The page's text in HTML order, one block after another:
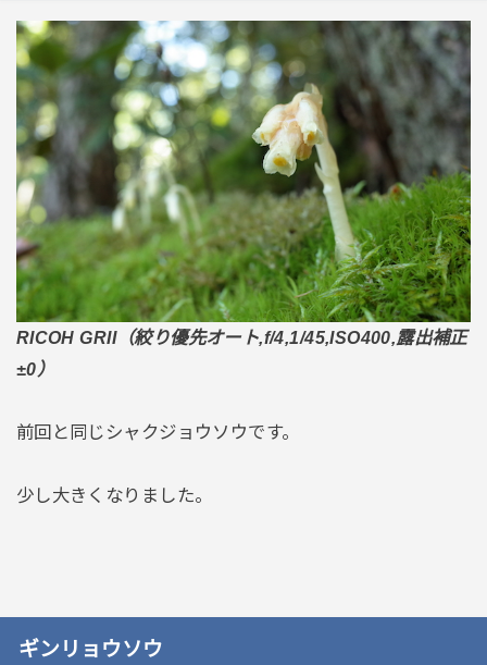
RICOH GRII（絞り優先オート,f/4,1/45,ISO400,露出補正
±0）
前回と同じシャクジョウソウです。
少し大きくなりました。
ギンリョウソウ